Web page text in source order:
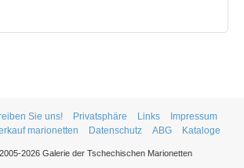
Sie uns! Privatsphäre Links
Impressum
marionetten Datenschutz ABG Kataloge
2026 Galerie der Tschechischen Marionetten